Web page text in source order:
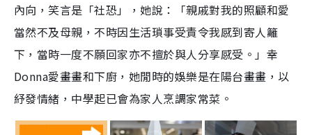
內向，笑言是「社恐」，她說：「親戚對我的照顧和愛
當然不及母親，不時因生活瑣事受責令我感到寄人籬
下，當時一度不願回家亦不擅於與人分享感受。」幸
Donna愛畫畫和下廚，她閒時的娛樂是在陽台畫畫，以
紓發情緒，中學起已會為家人烹調家常菜。